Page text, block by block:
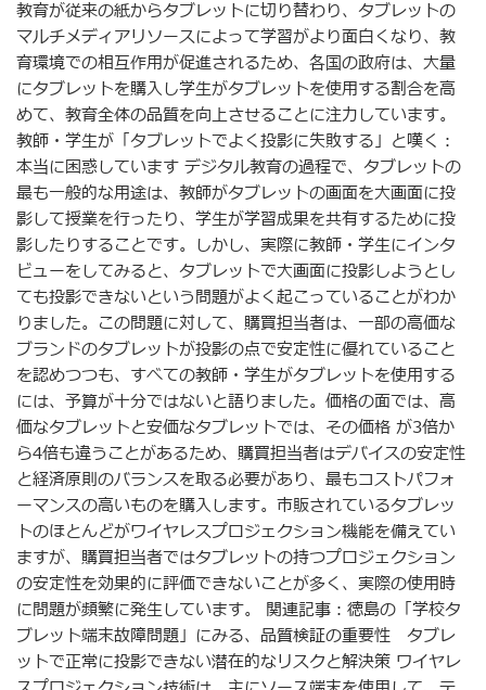
教育が従来の紙からタブレットに切り替わり、タブレットの
マルチメディアリソースによって学習がより面白くなり、教
育環境での相互作用が促進されるため、各国の政府は、大量
にタブレットを購入し学生がタブレットを使用する割合を高
めて、教育全体の品質を向上させることに注力しています。
教師・学生が「タブレットでよく投影に失敗する」と嘆く：
本当に困惑しています デジタル教育の過程で、タブレットの
最も一般的な用途は、教師がタブレットの画面を大画面に投
影して授業を行ったり、学生が学習成果を共有するために投
影したりすることです。しかし、実際に教師・学生にインタ
ビューをしてみると、タブレットで大画面に投影しようとし
ても投影できないという問題がよく起こっていることがわか
りました。この問題に対して、購買担当者は、一部の高価な
ブランドのタブレットが投影の点で安定性に優れていること
を認めつつも、すべての教師・学生がタブレットを使用する
には、予算が十分ではないと語りました。価格の面では、高
価なタブレットと安価なタブレットでは、その価格 が3倍か
ら4倍も違うことがあるため、購買担当者はデバイスの安定性
と経済原則のバランスを取る必要があり、最もコストパフォ
ーマンスの高いものを購入します。市販されているタブレッ
トのほとんどがワイヤレスプロジェクション機能を備えてい
ますが、購買担当者ではタブレットの持つプロジェクション
の安定性を効果的に評価できないことが多く、実際の使用時
に問題が頻繁に発生しています。 関連記事：徳島の「学校タ
ブレット端末故障問題」にみる、品質検証の重要性 タブレ
ットで正常に投影できない潜在的なリスクと解決策 ワイヤレ